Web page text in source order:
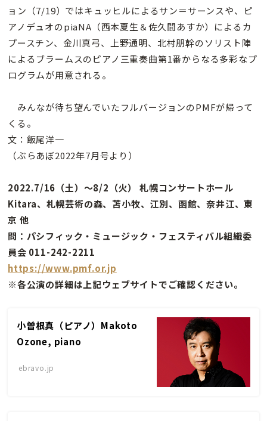
ョン（7/19）ではキュッヒルによるサン＝サーンスや、ピ
アノデュオのpiaNA（西本夏生＆佐久間あすか）によるカ
プースチン、金川真弓、上野通明、北村朋幹のソリスト陣
によるブラームスのピアノ三重奏曲第1番からなる多彩なプ
ログラムが用意される。
みんなが待ち望んでいたフルバージョンのPMFが帰って
くる。
文：飯尾洋一
（ぶらあぼ2022年7月号より）
2022.7/16（土）〜8/2（火） 札幌コンサートホール
Kitara、札幌芸術の森、苫小牧、江別、函館、奈井江、東
京 他
問：パシフィック・ミュージック・フェスティバル組織委
員会 011-242-2211
https://www.pmf.or.jp
※各公演の詳細は上記ウェブサイトでご確認ください。
小曽根真（ピアノ）Makoto
Ozone, piano
ebravo.jp